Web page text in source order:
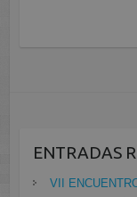
ENTRADAS
VII